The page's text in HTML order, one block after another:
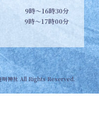
9時～16時30分
9時～17時00分
明神社 All Rights Reserved.